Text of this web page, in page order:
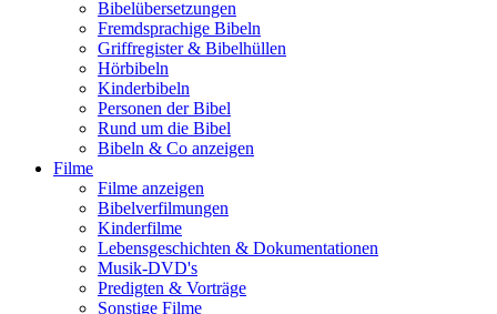
Bibelübersetzungen
Fremdsprachige Bibeln
Griffregister & Bibelhüllen
Hörbibeln
Kinderbibeln
Personen der Bibel
Rund um die Bibel
Bibeln & Co anzeigen
Filme
Filme anzeigen
Bibelverfilmungen
Kinderfilme
Lebensgeschichten & Dokumentationen
Musik-DVD's
Predigten & Vorträge
Sonstige Filme